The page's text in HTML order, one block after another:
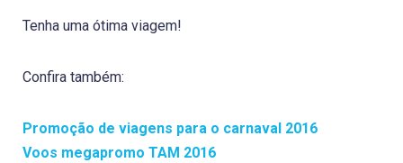
Tenha uma ótima viagem!
Confira também:
Promoção de viagens para o carnaval 2016
Voos megapromo TAM 2016